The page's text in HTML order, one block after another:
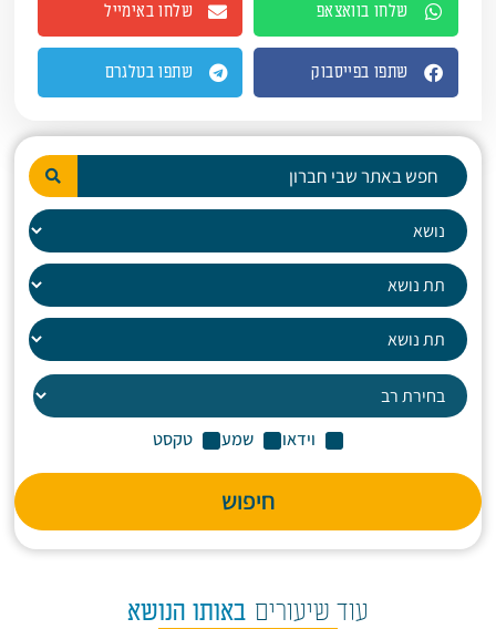
שלחו בוואצאפ שלחו באימייל
שתפו בפייסבוק שתפו בטלגרם
וידאו שמע טקסט
חיפוש
עוד שיעורים באותו הנושא